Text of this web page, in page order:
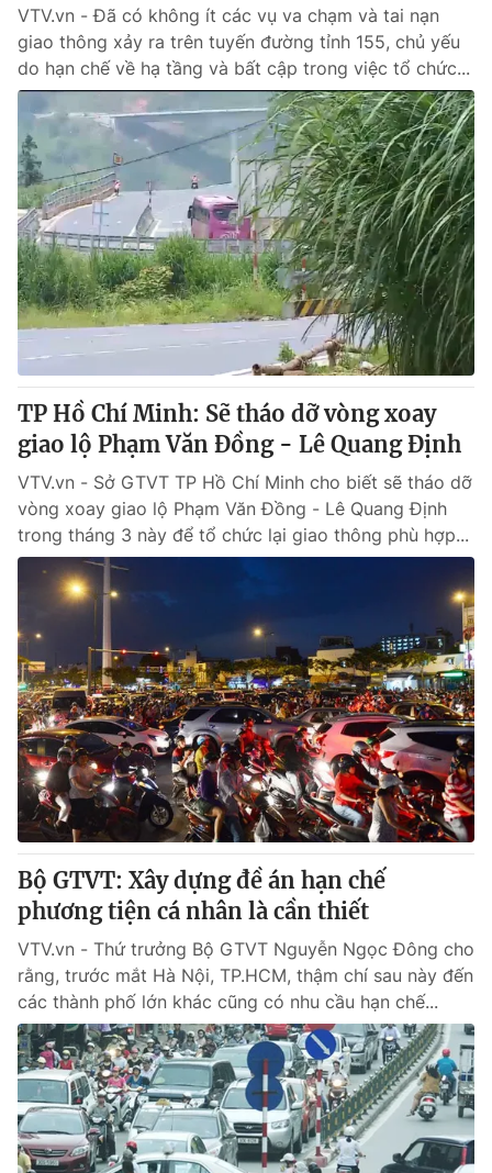
VTV.vn - Đã có không ít các vụ va chạm và tai nạn
giao thông xảy ra trên tuyến đường tỉnh 155, chủ yếu
do hạn chế về hạ tầng và bất cập trong việc tổ chức...
TP Hồ Chí Minh: Sẽ tháo dỡ vòng xoay
giao lộ Phạm Văn Đồng - Lê Quang Định
VTV.vn - Sở GTVT TP Hồ Chí Minh cho biết sẽ tháo dỡ
vòng xoay giao lộ Phạm Văn Đồng - Lê Quang Định
trong tháng 3 này để tổ chức lại giao thông phù hợp...
Bộ GTVT: Xây dựng đề án hạn chế
phương tiện cá nhân là cần thiết
VTV.vn - Thứ trưởng Bộ GTVT Nguyễn Ngọc Đông cho
rằng, trước mắt Hà Nội, TP.HCM, thậm chí sau này đến
các thành phố lớn khác cũng có nhu cầu hạn chế...